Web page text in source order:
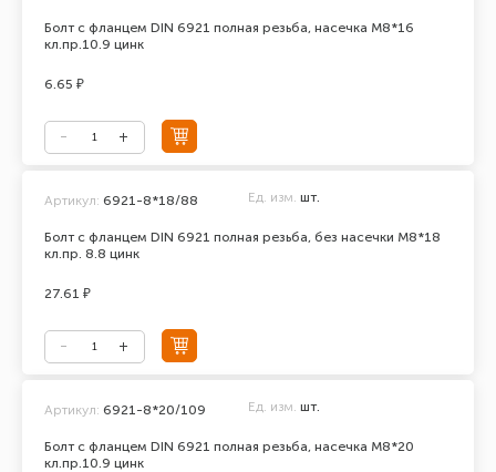
Болт с фланцем DIN 6921 полная резьба, насечка М8*16
кл.пр.10.9 цинк
6.65 ₽
Болт с фланцем DIN 6921 полная резьба, без насечки М8*18
кл.пр. 8.8 цинк
Артикул: 6921-8*18/88 Ед. изм. шт.
27.61 ₽
Болт с фланцем DIN 6921 полная резьба, насечка М8*20
кл.пр.10.9 цинк
Артикул: 6921-8*20/109 Ед. изм. шт.